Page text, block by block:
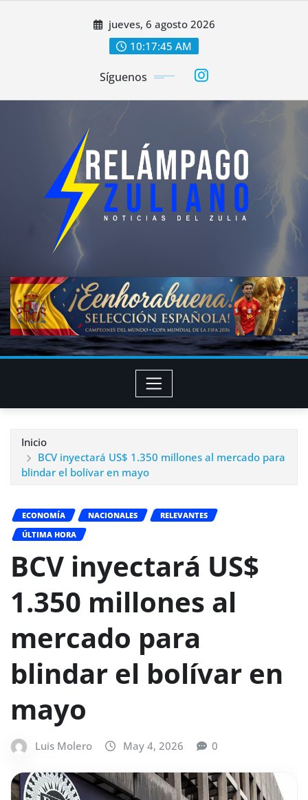
jueves, 6 agosto 2026
10:17:47 AM
Síguenos
Inicio
BCV inyectará US$ 1.350 millones al mercado para
blindar el bolívar en mayo
ECONOMÍA NACIONALES
RELEVANTES
ÚLTIMA HORA
BCV inyectará US$
1.350 millones al
mercado para
blindar el bolívar en
mayo
Luis Molero May 4, 2026 0